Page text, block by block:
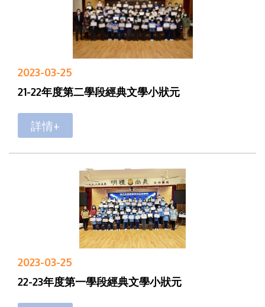
2023-03-25
21-22年度第二學段經典文學小狀元
詳情+
2023-03-25
22-23年度第一學段經典文學小狀元